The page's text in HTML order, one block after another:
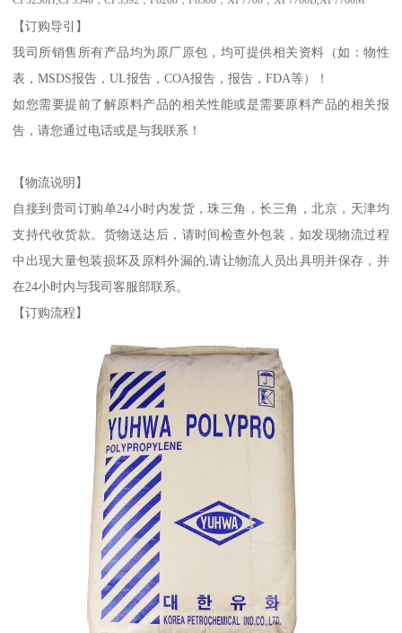
【订购导引】
我司所销售所有产品均为原厂原包，均可提供相关资料（如：物性
表，MSDS报告，UL报告，COA报告，报告，FDA等）！
如您需要提前了解原料产品的相关性能或是需要原料产品的相关报
告，请您通过电话或是与我联系！
【物流说明】
自接到贵司订购单24小时内发货，珠三角，长三角，北京，天津均
支持代收货款。货物送达后，请时间检查外包装，如发现物流过程
中出现大量包装损坏及原料外漏的 ,请让物流人员出具明并保存，并
在24小时内与我司客服部联系。
【订购流程】